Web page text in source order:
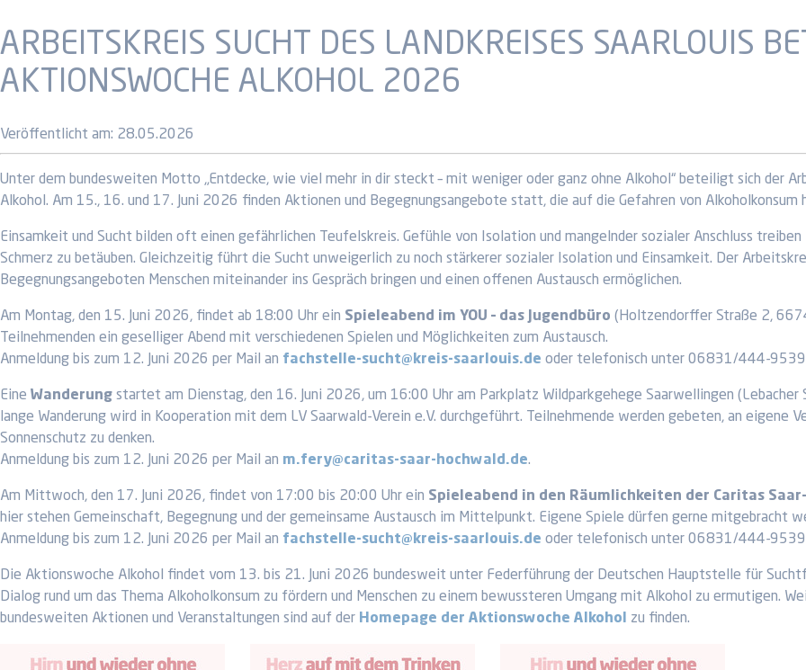
ARBEITSKREIS SUCHT DES LANDKREISES SAARLOUIS
AKTIONSWOCHE ALKOHOL 2026
Veröffentlicht am: 28.05.2026
Unter dem bundesweiten Motto „Entdecke, wie viel mehr in dir steckt – mit weniger oder ganz ohne Alkohol“ beteiligt sich der
Alkohol. Am 15., 16. und 17. Juni 2026 finden Aktionen und Begegnungsangebote statt, die auf die Gefahren von Alkoholkonsum
Einsamkeit und Sucht bilden oft einen gefährlichen Teufelskreis. Gefühle von Isolation und mangelnder sozialer Anschluss
Schmerz zu betäuben. Gleichzeitig führt die Sucht unweigerlich zu noch stärkerer sozialer Isolation und Einsamkeit. Der
Begegnungsangeboten Menschen miteinander ins Gespräch bringen und einen offenen Austausch ermöglichen.
Am Montag, den 15. Juni 2026, findet ab 18:00 Uhr ein Spieleabend im YOU – das Jugendbüro (Holtzendorffer Straße 2,
Teilnehmenden ein geselliger Abend mit verschiedenen Spielen und Möglichkeiten zum Austausch.
Anmeldung bis zum 12. Juni 2026 per Mail an fachstelle-sucht@kreis-saarlouis.de oder telefonisch unter 06831/444-
Eine Wanderung startet am Dienstag, den 16. Juni 2026, um 16:00 Uhr am Parkplatz Wildparkgehege Saarwellingen
lange Wanderung wird in Kooperation mit dem LV Saarwald-Verein e.V. durchgeführt. Teilnehmende werden gebeten, an eigene
Sonnenschutz zu denken.
Anmeldung bis zum 12. Juni 2026 per Mail an m.fery@caritas-saar-hochwald.de.
Am Mittwoch, den 17. Juni 2026, findet von 17:00 bis 20:00 Uhr ein Spieleabend in den Räumlichkeiten der Caritas
hier stehen Gemeinschaft, Begegnung und der gemeinsame Austausch im Mittelpunkt. Eigene Spiele dürfen gerne mitgebracht
Anmeldung bis zum 12. Juni 2026 per Mail an fachstelle-sucht@kreis-saarlouis.de oder telefonisch unter 06831/444-
Die Aktionswoche Alkohol findet vom 13. bis 21. Juni 2026 bundesweit unter Federführung der Deutschen Hauptstelle für
Dialog rund um das Thema Alkoholkonsum zu fördern und Menschen zu einem bewussteren Umgang mit Alkohol zu ermutigen.
bundesweiten Aktionen und Veranstaltungen sind auf der Homepage der Aktionswoche Alkohol zu finden.